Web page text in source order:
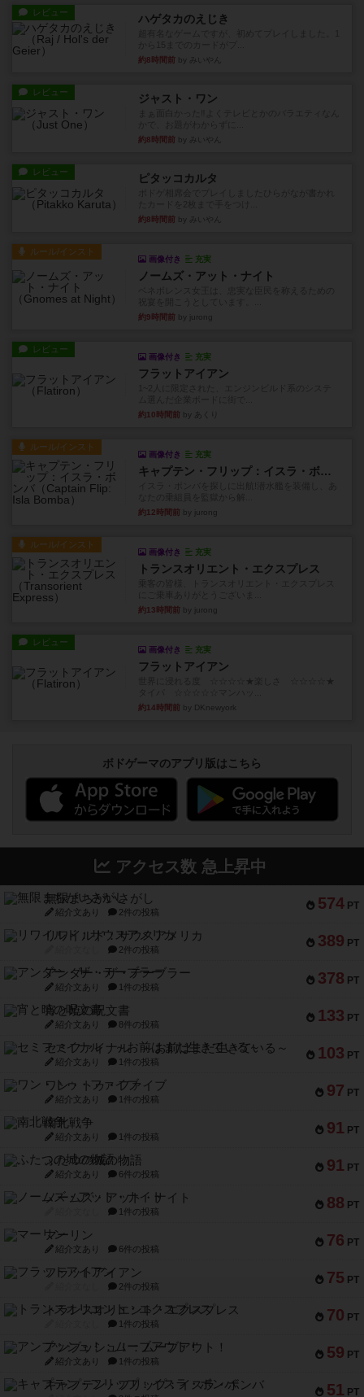
レビュー ハゲタカのえじき
約8時間前 by みいやん
レビュー ジャスト・ワン
約8時間前 by みいやん
レビュー ピタッコカルタ
約8時間前 by みいやん
ルール/インスト
画像付き 充実
ノームズ・アット・ナイト
約9時間前 by jurong
レビュー
画像付き 充実
フラットアイアン
約10時間前 by あくり
ルール/インスト
画像付き 充実
キャプテン・フリップ：イスラ・ボンバ
約12時間前 by jurong
ルール/インスト
画像付き 充実
トランスオリエント・エクスプレス
約13時間前 by jurong
レビュー
画像付き 充実
フラットアイアン
約14時間前 by DKnewyork
ボドゲーマのアプリ版はこちら
アクセス数 急上昇中
574 PT
無限まちがいさがし
紹介文あり 2件の投稿
389 PT
リワイルド：サウスアメリカ
2件の投稿
378 PT
アンダー・ザ・テーブラー
紹介文あり 1件の投稿
133 PT
宵と暁の呪文書
紹介文あり 8件の投稿
103 PT
セミファイナル ～お前はまだ生きている～
紹介文あり 1件の投稿
97 PT
ワン・トゥ・ファイブ
紹介文あり 1件の投稿
91 PT
南北戦争
紹介文あり 1件の投稿
91 PT
ふたつの城の物語
紹介文あり 6件の投稿
88 PT
ノームズ・アット・ナイト
1件の投稿
76 PT
マーリン
紹介文あり 6件の投稿
75 PT
フラットアイアン
2件の投稿
70 PT
トランスオリエント・エクスプレス
1件の投稿
59 PT
アンブッシュ！：ムーブアウト！
紹介文あり 1件の投稿
51 PT
キャプテン・フリップ：イスラ・ボンバ